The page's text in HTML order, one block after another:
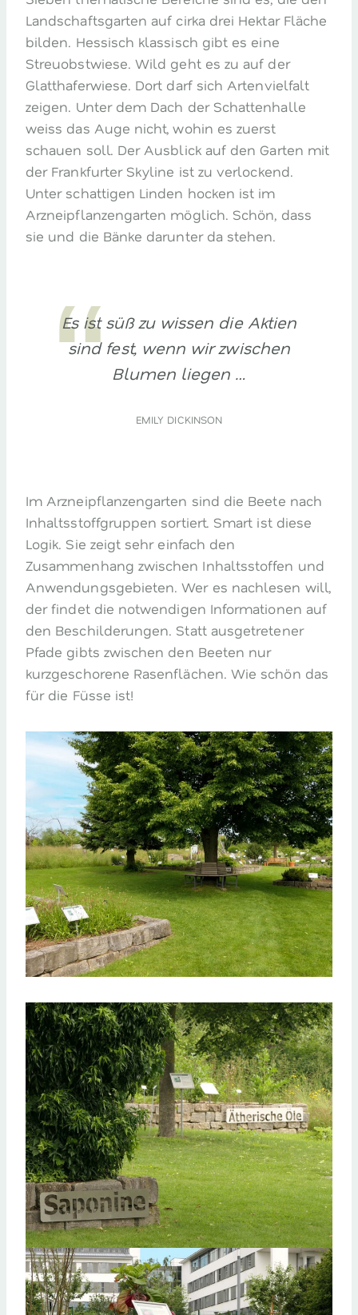
Landschaftsgarten auf cirka drei Hektar Fläche
bilden. Hessisch klassisch gibt es eine
Streuobstwiese. Wild geht es zu auf der
Glatthaferwiese. Dort darf sich Artenvielfalt
zeigen. Unter dem Dach der Schattenhalle
weiss das Auge nicht, wohin es zuerst
schauen soll. Der Ausblick auf den Garten mit
der Frankfurter Skyline ist zu verlockend.
Unter schattigen Linden hocken ist im
Arzneipflanzengarten möglich. Schön, dass
sie und die Bänke darunter da stehen.
Es ist süß zu wissen die Aktien
sind fest, wenn wir zwischen
Blumen liegen …
EMILY DICKINSON
Im Arzneipflanzengarten sind die Beete nach
Inhaltsstoffgruppen sortiert. Smart ist diese
Logik. Sie zeigt sehr einfach den
Zusammenhang zwischen Inhaltsstoffen und
Anwendungsgebieten. Wer es nachlesen will,
der findet die notwendigen Informationen auf
den Beschilderungen. Statt ausgetretener
Pfade gibts zwischen den Beeten nur
kurzgeschorene Rasenflächen. Wie schön das
für die Füsse ist!